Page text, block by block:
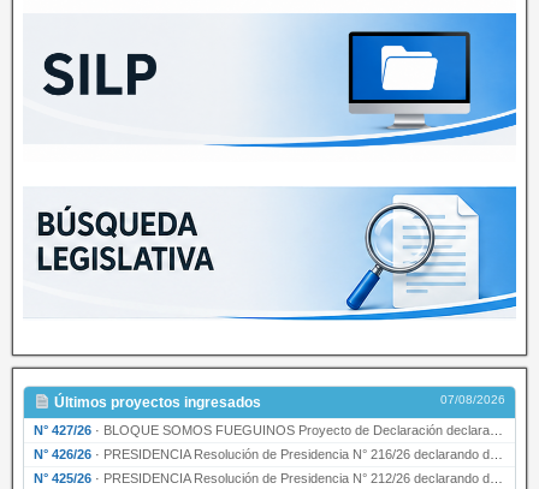
Últimos proyectos ingresados 07/08/2026
N° 427/26 · BLOQUE SOMOS FUEGUINOS Proyecto de Declaración declarando de interés provincial PRESIDENCI…
N° 426/26 · PRESIDENCIA Resolución de Presidencia N° 216/26 declarando de interés provincial la labor …
N° 425/26 · PRESIDENCIA Resolución de Presidencia N° 212/26 declarando de interés provincial el “50° A…